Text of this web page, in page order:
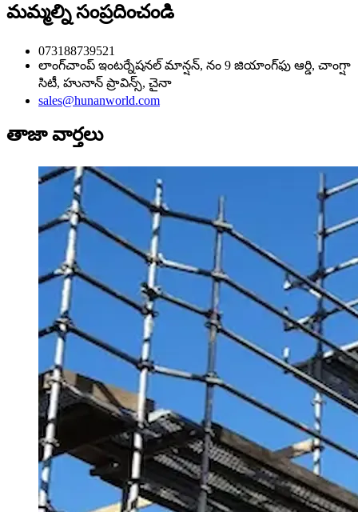
మమ్మల్ని సంప్రదించండి
073188739521
లాంగ్‌చాంప్ ఇంటర్నేషనల్ మాన్షన్, నం 9 జియాంగ్‌ఫు ఆర్డి, చాంగ్షా
సిటీ, హునాన్ ప్రావిన్స్, చైనా
sales@hunanworld.com
తాజా వార్తలు